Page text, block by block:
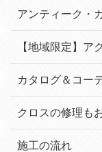
アンティーク・
【地域限定】ア
カタログ＆コー
クロスの修理も
施工の流れ